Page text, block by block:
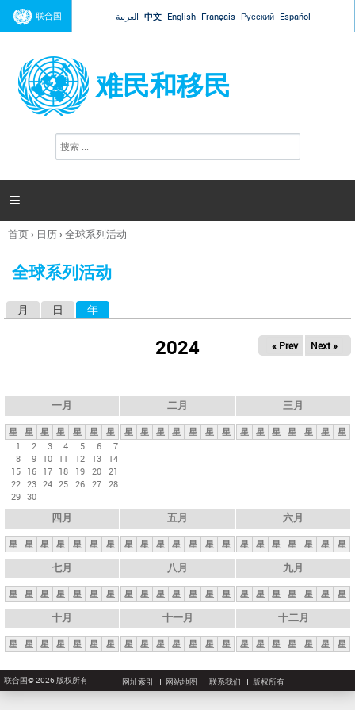
Jump to navigation
联合国 العربية 中文 English Français Русский Español
难民和移民
搜
索

你
这
首页› 日历›全球系列活动
全球系列活动
月 日 年
2024 « Prev Next »
一月
星 星 星 星 星 星
星
1
2 3 4 5 6
7
8
9 10 11 12 13
14
15 16 17 18 19 20 21
22 23 24 25 26 27 28
29 30
二月
星 星 星 星 星 星 星
三月
星 星 星 星 星 星 星
四月
星 星 星 星 星 星 星
五月
星 星 星 星 星 星 星
六月
星 星 星 星 星 星 星
七月
星 星 星 星 星 星 星
八月
星 星 星 星 星 星 星
九月
星 星 星 星 星 星 星
十月
星 星 星 星 星 星 星
十一月
星 星 星 星 星 星 星
十二月
星 星 星 星 星 星 星
联合国© 2026 版权所有 网址索引 网站地图 联系我们 版权所有